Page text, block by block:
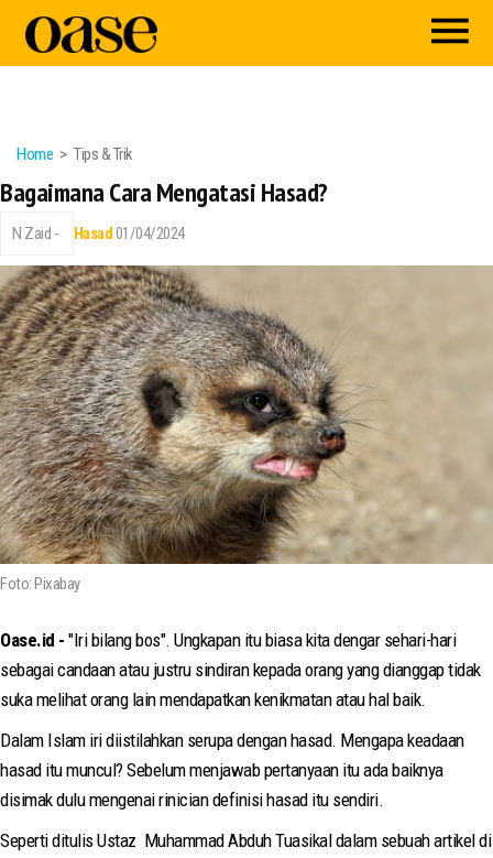
Home Tips & Trik
Bagaimana Cara Mengatasi Hasad?
N Zaid - Hasad01/04/2024
Foto: Pixabay
Oase.id - "Iri bilang bos". Ungkapan itu biasa kita dengar sehari-hari
sebagai candaan atau justru sindiran kepada orang yang dianggap tidak
suka melihat orang lain mendapatkan kenikmatan atau hal baik.
Dalam Islam iri diistilahkan serupa dengan hasad. Mengapa keadaan
hasad itu muncul? Sebelum menjawab pertanyaan itu ada baiknya
disimak dulu mengenai rinician definisi hasad itu sendiri.
Seperti ditulis Ustaz Muhammad Abduh Tuasikal dalam sebuah artikel di